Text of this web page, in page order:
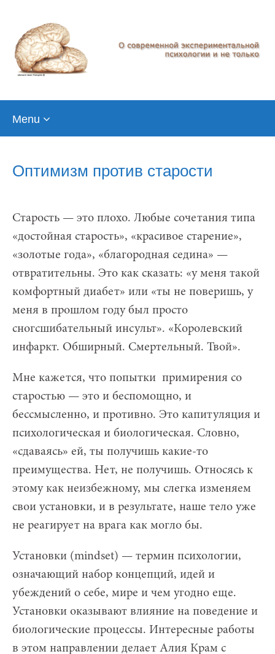
Menu
Оптимизм против старости
Старость — это плохо. Любые сочетания типа
«достойная старость», «красивое старение»,
«золотые года», «благородная седина» —
отвратительны. Это как сказать: «у меня такой
комфортный диабет» или «ты не поверишь, у
меня в прошлом году был просто
сногсшибательный инсульт». «Королевский
инфаркт. Обширный. Смертельный. Твой».
Мне кажется, что попытки примирения со
старостью — это и беспомощно, и
бессмысленно, и противно. Это капитуляция и
психологическая и биологическая. Словно,
«сдаваясь» ей, ты получишь какие-то
преимущества. Нет, не получишь. Относясь к
этому как неизбежному, мы слегка изменяем
свои установки, и в результате, наше тело уже
не реагирует на врага как могло бы.
Установки (mindset) — термин психологии,
означающий набор концепций, идей и
убеждений о себе, мире и чем угодно еще.
Установки оказывают влияние на поведение и
биологические процессы. Интересные работы
в этом направлении делает Алия Крам с